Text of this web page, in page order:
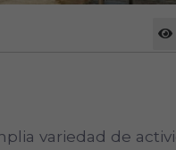
variedad de